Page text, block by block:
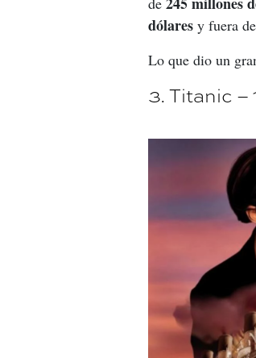
dólares y fuera
Lo que dio un
3. Titanic –